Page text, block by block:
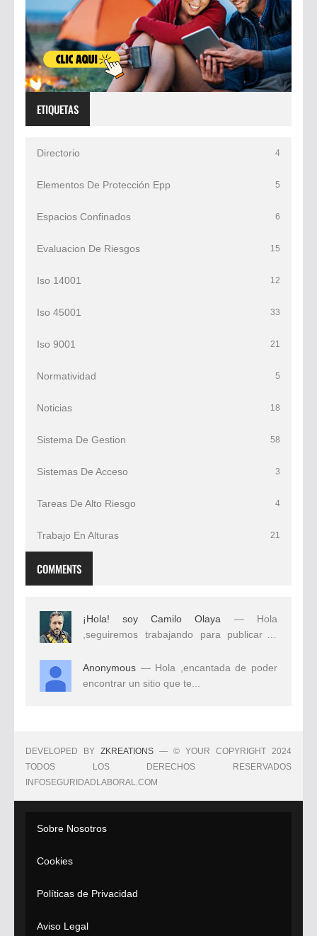
ETIQUETAS
Directorio 4
Elementos De Protección Epp 5
Espacios Confinados 6
Evaluacion De Riesgos 15
Iso 14001 12
Iso 45001 33
Iso 9001 21
Normatividad 5
Noticias 18
Sistema De Gestion 58
Sistemas De Acceso 3
Tareas De Alto Riesgo 4
Trabajo En Alturas 21
COMMENTS
¡Hola! soy Camilo Olaya — Hola
,seguiremos trabajando para publicar el
Anonymous — Hola ,encantada de poder
encontrar un sitio que te...
DEVELOPED BY ZKREATIONS — © YOUR COPYRIGHT 2024
TODOS LOS DERECHOS RESERVADOS
INFOSEGURIDADLABORAL.COM
Sobre Nosotros
Cookies
Políticas de Privacidad
Aviso Legal